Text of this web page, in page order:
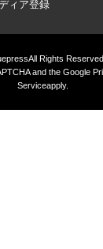
ィア登録
All Rights Reserved.
and the Google
Serviceapply.